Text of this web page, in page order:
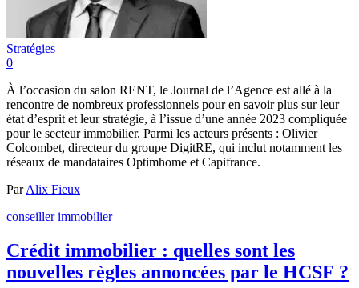
Stratégies
0
À l’occasion du salon RENT, le Journal de l’Agence est allé à la
rencontre de nombreux professionnels pour en savoir plus sur leur
état d’esprit et leur stratégie, à l’issue d’une année 2023 compliquée
pour le secteur immobilier. Parmi les acteurs présents : Olivier
Colcombet, directeur du groupe DigitRE, qui inclut notamment les
réseaux de mandataires Optimhome et Capifrance.
ParAlix Fieux
conseiller immobilier
Crédit immobilier : quelles sont les
nouvelles règles annoncées par le HCSF ?